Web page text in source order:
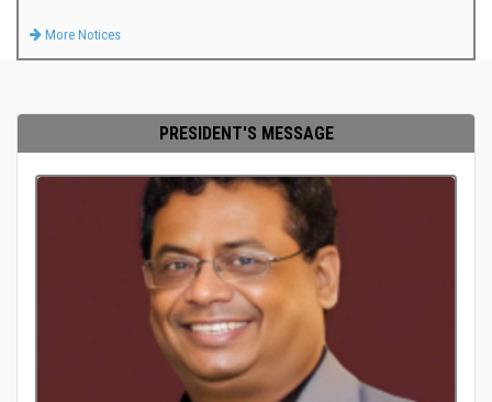
More Notices
PRESIDENT'S MESSAGE